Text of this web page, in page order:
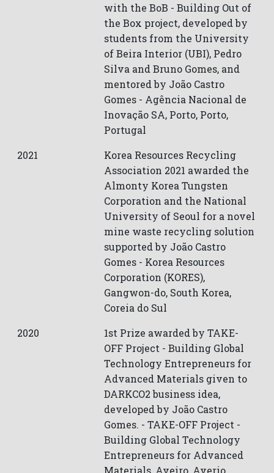
with the BoB - Building Out of
the Box project, developed by
students from the University
of Beira Interior (UBI), Pedro
Silva and Bruno Gomes, and
mentored by João Castro
Gomes - Agência Nacional de
Inovação SA, Porto, Porto,
Portugal
2021
Korea Resources Recycling
Association 2021 awarded the
Almonty Korea Tungsten
Corporation and the National
University of Seoul for a novel
mine waste recycling solution
supported by João Castro
Gomes - Korea Resources
Corporation (KORES),
Gangwon-do, South Korea,
Coreia do Sul
2020
1st Prize awarded by TAKE-
OFF Project - Building Global
Technology Entrepreneurs for
Advanced Materials given to
DARKCO2 business idea,
developed by João Castro
Gomes. -TAKE-OFF Project -
Building Global Technology
Entrepreneurs for Advanced
Materials Aveiro Averio